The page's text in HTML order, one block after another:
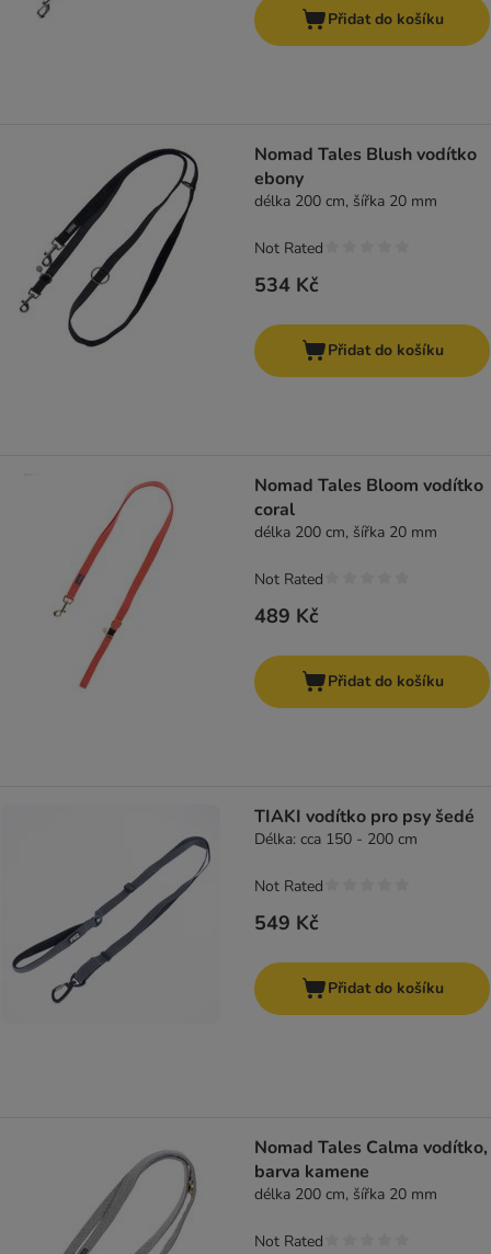
Přidat do košíku
Nomad Tales Blush vodítko
ebony
délka 200 cm, šířka 20 mm
534 Kč
Not Rated
Přidat do košíku
Nomad Tales Bloom vodítko
coral
délka 200 cm, šířka 20 mm
489 Kč
Not Rated
Přidat do košíku
TIAKI vodítko pro psy šedé
Délka: cca 150 - 200 cm
549 Kč
Not Rated
Přidat do košíku
Nomad Tales Calma vodítko,
barva kamene
délka 200 cm, šířka 20 mm
Not Rated